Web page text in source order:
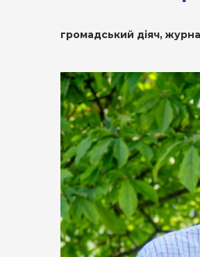
громадський діяч,